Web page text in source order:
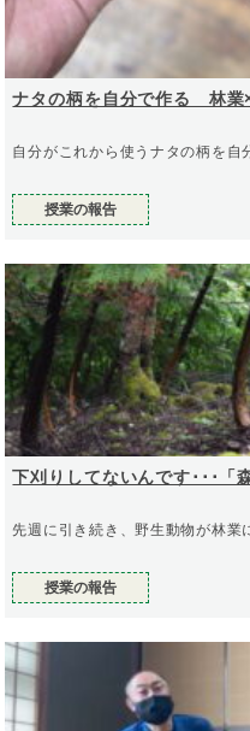
ナタの柄を自分で作る 林業
自分がこれから使うナタの柄を自
授業の報告
下刈りしてないんです･･･「
先週に引き続き、野生動物が林業
授業の報告